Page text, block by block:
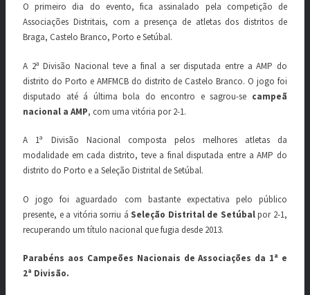
O primeiro dia do evento, fica assinalado pela competição de
Associações Distritais, com a presença de atletas dos distritos de
Braga, Castelo Branco, Porto e Setúbal.
A 2ª Divisão Nacional teve a final a ser disputada entre a AMP do
distrito do Porto e AMFMCB do distrito de Castelo Branco. O jogo foi
disputado até á última bola do encontro e sagrou-se campeã
nacional a AMP, com uma vitória por 2-1.
A 1ª Divisão Nacional composta pelos melhores atletas da
modalidade em cada distrito, teve a final disputada entre a AMP do
distrito do Porto e a Seleção Distrital de Setúbal.
O jogo foi aguardado com bastante expectativa pelo público
presente, e a vitória sorriu á Seleção Distrital de Setúbalpor 2-1,
recuperando um título nacional que fugia desde 2013.
Parabéns aos Campeões Nacionais de Associações da 1ª e
2ª Divisão.